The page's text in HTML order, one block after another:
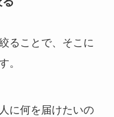
ることで、そこに
。
に何を届けたいの